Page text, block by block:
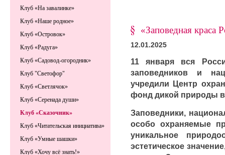
«Заповедная краса
12.01.2025
11 января вся
заповедников и
учредили Центр
фонд дикой природы в
Заповедники,
особо охраняемые
уникальное
эстетическое
Клуб «На завалинке»
Клуб «Наше родное»
Клуб «Островок»
Клуб «Радуга»
Клуб «Садовод-огородник»
Клуб "Светофор"
Клуб «Светлячок»
Клуб «Серенада души»
Клуб «Сказочник»
Клуб «Читательская инициатива»
Клуб «Умные шашки»
Клуб «Хочу всё знать!»